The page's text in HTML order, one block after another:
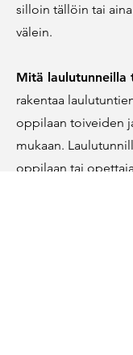
silloin tällöin tai
välein.
Mitä laulutunneilla
rakentaa
oppilaan toiveiden
mukaan.
oppilaan tai